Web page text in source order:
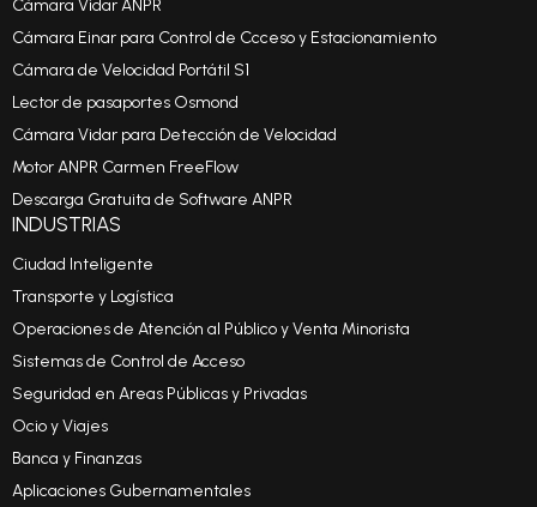
Cámara Vidar ANPR
Cámara Einar para Control de Ccceso y Estacionamiento
Cámara de Velocidad Portátil S1
Lector de pasaportes Osmond
Cámara Vidar para Detección de Velocidad
Motor ANPR Carmen FreeFlow
Descarga Gratuita de Software ANPR
INDUSTRIAS
Ciudad Inteligente
Transporte y Logística
Operaciones de Atención al Público y Venta Minorista
Sistemas de Control de Acceso
Seguridad en Areas Públicas y Privadas
Ocio y Viajes
Banca y Finanzas
Aplicaciones Gubernamentales